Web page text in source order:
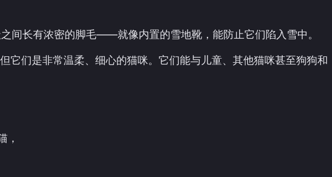
间长有浓密的脚毛——就像内置的雪地靴，能防止它们陷入雪中。
它们是非常温柔、细心的猫咪。它们能与儿童、其他猫咪甚至狗狗和
，